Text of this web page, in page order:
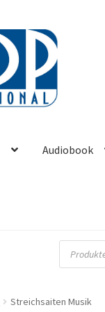
Audiobook
Products
search
Streichsaiten Musik